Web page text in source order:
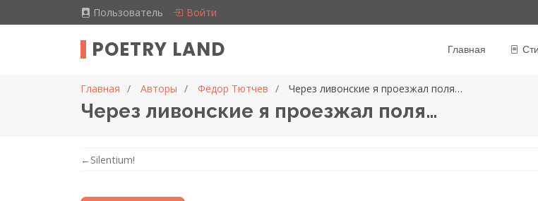
Пользователь Войти
POETRY LAND Главная
Главная Авторы Фёдор Тютчев Через ливонские я проезжал поля…
Через ливонские я проезжал поля…
← Silentium!